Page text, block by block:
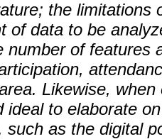
the limitations
of data to be
number of features
Likewise,
ideal to elaborate
such as the digital